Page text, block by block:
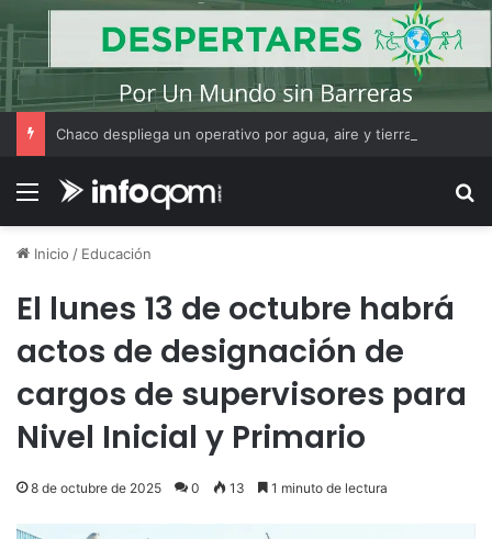
Menú
Inicio / Educación
El lunes 13 de octubre habrá
actos de designación de
cargos de supervisores para
Nivel Inicial y Primario
8 de octubre de 2025 0 13 1 minuto de lectura